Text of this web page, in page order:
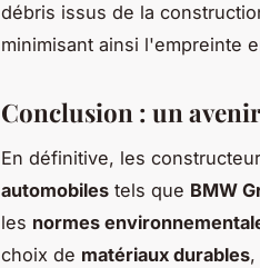
débris issus de la
minimisant ainsi l'empreinte
Conclusion : un
En définitive, les
automobiles tels que BMW
les normes
choix de matériaux durables